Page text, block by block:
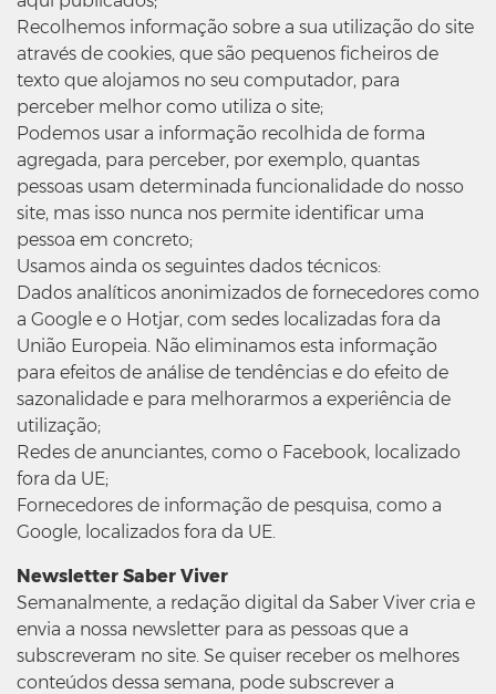
Recolhemos informação sobre a sua utilização do site
através de cookies, que são pequenos ficheiros de
texto que alojamos no seu computador, para
perceber melhor como utiliza o site;
Podemos usar a informação recolhida de forma
agregada, para perceber, por exemplo, quantas
pessoas usam determinada funcionalidade do nosso
site, mas isso nunca nos permite identificar uma
pessoa em concreto;
Usamos ainda os seguintes dados técnicos:
Dados analíticos anonimizados de fornecedores como
a Google e o Hotjar, com sedes localizadas fora da
União Europeia. Não eliminamos esta informação
para efeitos de análise de tendências e do efeito de
sazonalidade e para melhorarmos a experiência de
utilização;
Redes de anunciantes, como o Facebook, localizado
fora da UE;
Fornecedores de informação de pesquisa, como a
Google, localizados fora da UE.
Newsletter Saber Viver
Semanalmente, a redação digital da Saber Viver cria e
envia a nossa newsletter para as pessoas que a
subscreveram no site. Se quiser receber os melhores
conteúdos dessa semana, pode subscrever a